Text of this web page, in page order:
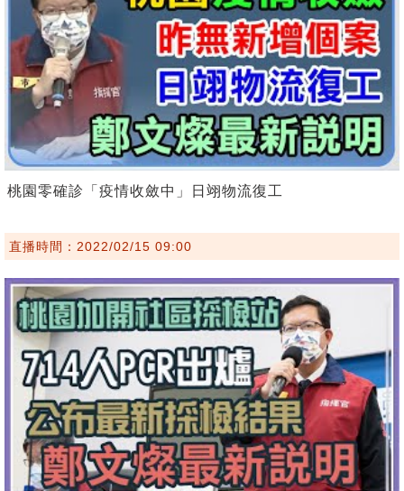
桃園零確診「疫情收斂中」日翊物流復工
直播時間：2022/02/15 09:00